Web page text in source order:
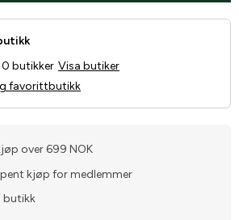
butikker Visa butiker
favorittbutikk
over 699 NOK
kjøp for medlemmer
butikk